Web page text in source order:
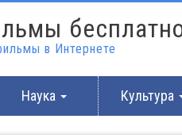
в Интернете
Наука Культура